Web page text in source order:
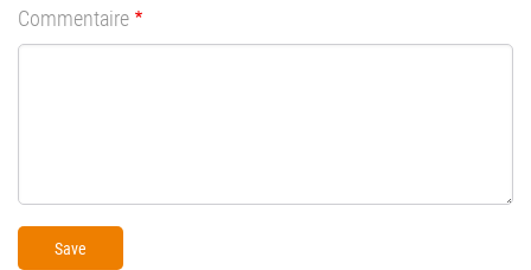
Commentaire